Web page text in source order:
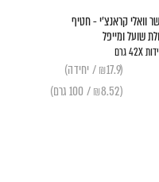
וואלי קראנצ'י - חטיף
שועל ומייפל
(₪17.9 / יחידה)
(₪8.52 / 100 גרם)